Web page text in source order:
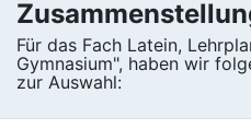
Für das Fach Latein,
Gymnasium", haben wir
zur Auswahl: